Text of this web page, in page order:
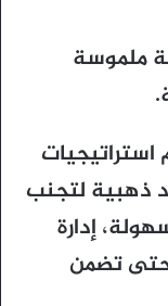
ملموسة
استراتيجيات
ذهبية لتجنب
إدارة
حتى تضمن